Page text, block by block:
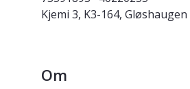
Kjemi 3, K3-164, Gløshaugen
Om